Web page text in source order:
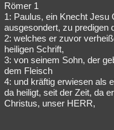
Römer 1
1: Paulus, ein Knecht Jesu
ausgesondert, zu predigen
2: welches er zuvor
heiligen Schrift,
3: von seinem Sohn, der
dem Fleisch
4: und kräftig erwiesen als
da heiligt, seit der Zeit, da
Christus, unser HERR,